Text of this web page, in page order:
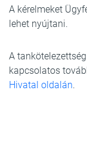
A kérelmeket
lehet nyújtani.
A
kapcsolatos
Hivatal oldalán.